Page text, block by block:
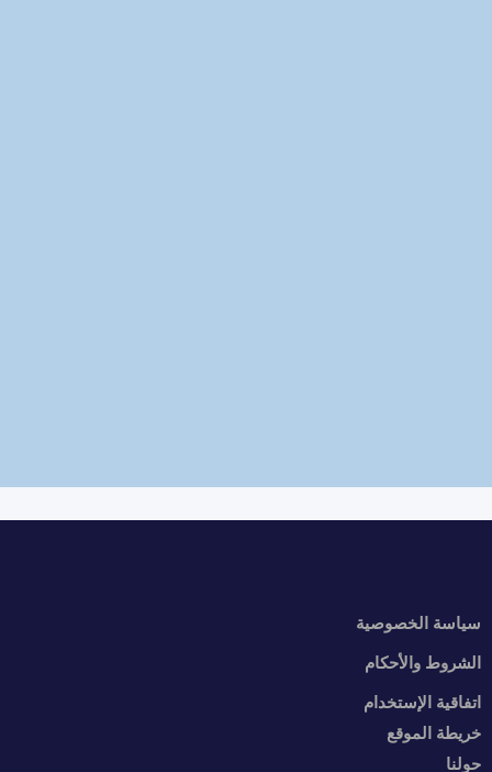
سياسة الخصوصية
الشروط والأحكام
اتفاقية الإستخدام
خريطة الموقع
حولنا